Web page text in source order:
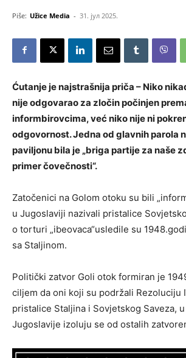
Piše: Užice Media - 31. јул 2025.
Ćutanje je najstrašnija priča – Niko
nije odgovarao za zločin počinjen
informbirovcima, već niko nije ni
odgovornost. Jedna od glavnih parola
paviljonu bila je „briga partije za naše
primer čovečnosti“.
Zatočenici na Golom otoku su bili
u Jugoslaviji nazivali pristalice
o torturi „ibeovaca“usledile su
sa Staljinom.
Politički zatvor Goli otok formiran je
ciljem da oni koji su podržali Rezoluciju
pristalice Staljina i Sovjetskog Saveza,
Jugoslavije izoluju se od ostalih